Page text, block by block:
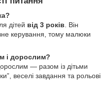
дітей від 3 років. Він
керування, тому малюки
і дорослим?
— разом із дітьми
веселі завдання та рольові